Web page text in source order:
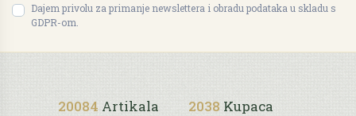
Dajem privolu za primanje newslettera i obradu podataka u skladu s
GDPR-om.
20084 Artikala 2038 Kupaca